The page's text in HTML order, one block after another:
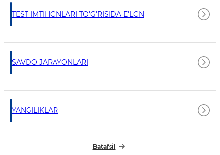
TEST IMTIHONLARI TO'G'RISIDA E'LON
SAVDO JARAYONLARI
YANGILIKLAR
Batafsil